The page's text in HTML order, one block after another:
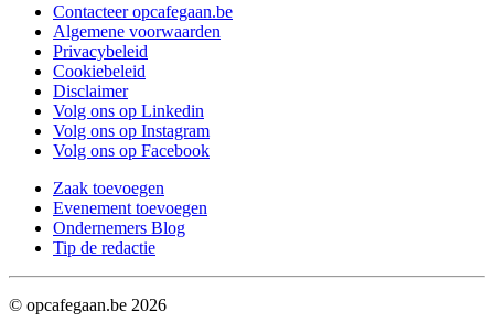
Contacteer opcafegaan.be
Algemene voorwaarden
Privacybeleid
Cookiebeleid
Disclaimer
Volg ons op Linkedin
Volg ons op Instagram
Volg ons op Facebook
Zaak toevoegen
Evenement toevoegen
Ondernemers Blog
Tip de redactie
© opcafegaan.be 2026